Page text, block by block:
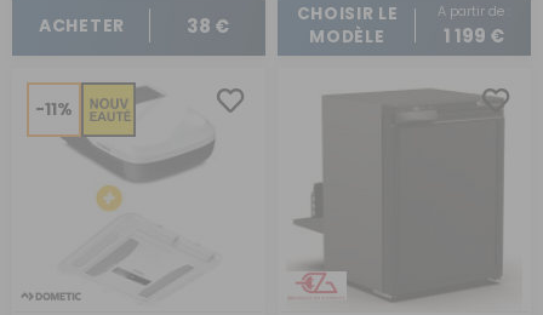
ACHETER 38 €
CHOISIR LE
MODÈLE
A partir de :
1 199 €
-11%